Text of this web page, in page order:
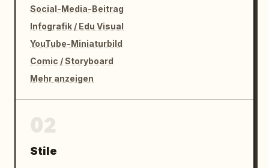
Social-Media-Beitrag
Infografik / Edu Visual
YouTube-Miniaturbild
Comic / Storyboard
Mehr anzeigen
Stile